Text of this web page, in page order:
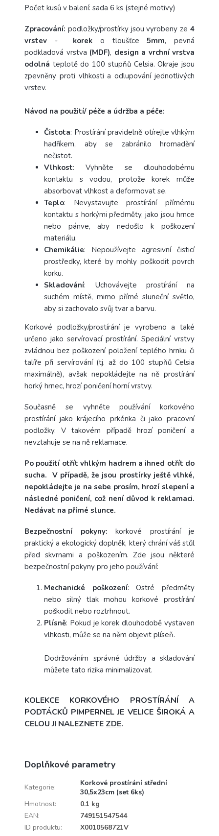
Počet kusů v balení: sada 6 ks (stejné motivy)
Zpracování: podložky/prostírky jsou vyrobeny ze 4
vrstev - korek o tloušťce5mm, pevná
podkladová vrstva (MDF), design a vrchní vrstva
odolná teplotě do 100 stupňů Celsia. Okraje jsou
zpevněny proti vlhkosti a odlupování jednotlivých
vrstev.
Návod na použití/ péče a údržba a péče:
Čistota: Prostírání pravidelně otírejte vlhkým
hadříkem, aby se zabránilo hromadění
nečistot.
Vlhkost: Vyhněte se dlouhodobému
kontaktu s vodou, protože korek může
absorbovat vlhkost a deformovat se.
Teplo: Nevystavujte prostírání přímému
kontaktu s horkými předměty, jako jsou hrnce
nebo pánve, aby nedošlo k poškození
materiálu.
Chemikálie: Nepoužívejte agresivní čisticí
prostředky, které by mohly poškodit povrch
korku.
Skladování: Uchovávejte prostírání na
suchém místě, mimo přímé sluneční světlo,
aby si zachovalo svůj tvar a barvu.
Korkové podložky/prostírání je vyrobeno a také
určeno jako servírovací prostírání. Speciální vrstvy
zvládnou bez poškození položení teplého hrnku či
talíře při servírování (tj. až do 100 stupňů Celsia
maximálně), avšak nepokládejte na ně prostírání
horký hrnec, hrozí poničení horní vrstvy.
Současně se vyhněte používání korkového
prostírání jako krájecího prkénka či jako pracovní
podložky. V takovém případě hrozí poničení a
nevztahuje se na ně reklamace.
Po použití otřít vhlkým hadrem a ihned otřít do
sucha. V případě, že jsou prostírky ještě vlhké,
nepokládejte je na sebe prosím, hrozí slepení a
následné poničení, což není důvod k reklamaci.
Nedávat na přímé slunce.
Bezpečnostní pokyny: korkové prostírání je
praktický a ekologický doplněk, který chrání váš stůl
před skvrnami a poškozením. Zde jsou některé
bezpečnostní pokyny pro jeho používání:
Mechanické poškození: Ostré předměty
nebo silný tlak mohou korkové prostírání
poškodit nebo roztrhnout.
Plísně: Pokud je korek dlouhodobě vystaven
vlhkosti, může se na něm objevit plíseň.
Dodržováním správné údržby a skladování
můžete tato rizika minimalizovat.
KOLEKCE KORKOVÉHO PROSTÍRÁNÍ A
PODTÁCKŮ PIMPERNEL JE VELICE ŠIROKÁ A
CELOU JI NALEZNETE ZDE.
Doplňkové parametry
Kategorie:
Korkové prostírání střední
30,5x23cm (set 6ks)
Hmotnost:
0.1 kg
EAN:
749151547544
ID produktu:
X0010568721V